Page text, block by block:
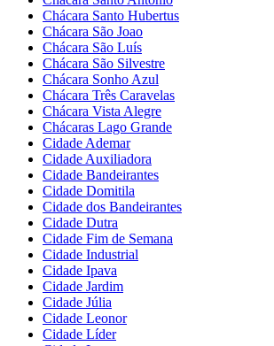
Chácara Santo Hubertus
Chácara São Joao
Chácara São Luís
Chácara São Silvestre
Chácara Sonho Azul
Chácara Três Caravelas
Chácara Vista Alegre
Chácaras Lago Grande
Cidade Ademar
Cidade Auxiliadora
Cidade Bandeirantes
Cidade Domitila
Cidade dos Bandeirantes
Cidade Dutra
Cidade Fim de Semana
Cidade Industrial
Cidade Ipava
Cidade Jardim
Cidade Júlia
Cidade Leonor
Cidade Líder